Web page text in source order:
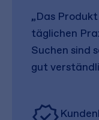
„Das
täglichen
Suchen sind
gut